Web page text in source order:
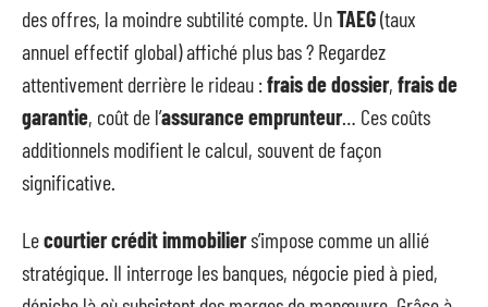
des offres, la moindre subtilité compte. UnTAEG(taux
annuel effectif global) affiché plus bas ? Regardez
attentivement derrière le rideau :frais de dossier, frais de
garantie, coût de l’assurance emprunteur… Ces coûts
additionnels modifient le calcul, souvent de façon
significative.
Lecourtier crédit immobiliers’impose comme un allié
stratégique. Il interroge les banques, négocie pied à pied,